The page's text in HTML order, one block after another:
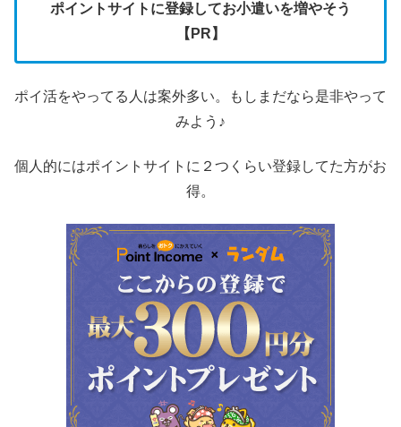
ポイントサイトに登録してお小遣いを増やそう
【PR】
ポイ活をやってる人は案外多い。もしまだなら是非やって
みよう♪
個人的にはポイントサイトに２つくらい登録してた方がお
得。